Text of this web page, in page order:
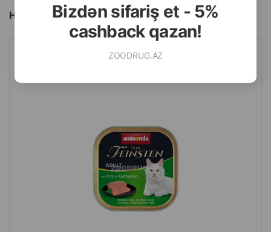
Bizdən sifariş et - 5%
cashback qazan!
ZOODRUG.AZ
Hamısını Gör